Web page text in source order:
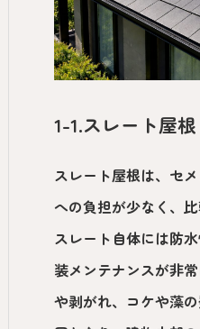
1-1.スレート屋
スレート屋根は、セ
への負担が少なく、
スレート自体には防
装メンテナンスが非
や剥がれ、コケや藻